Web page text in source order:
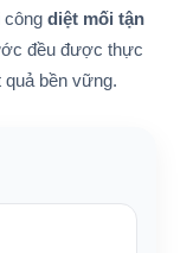
công diệt mối tận
đều được thực
quả bền vững.